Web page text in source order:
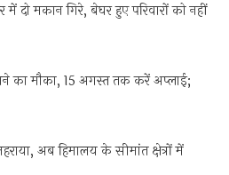
दो मकान गिरे, बेघर हुए परिवारों को नहीं
का मौका, 15 अगस्त तक करें अप्लाई;
अब हिमालय के सीमांत क्षेत्रों में